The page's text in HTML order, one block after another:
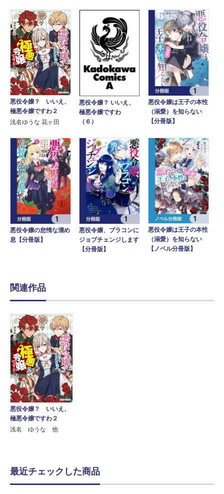
悪役令嬢？ いいえ、
極悪令嬢ですわ２
浅名ゆうな 花ヶ田
悪役令嬢？ いいえ、
極悪令嬢ですわ
（６）
悪役令嬢は王子の本性
（溺愛）を知らない
【分冊版】
悪役令嬢の怠惰な溜め
息【分冊版】
悪役令嬢、ブラコンに
ジョブチェンジします
【分冊版】
悪役令嬢は王子の本性
（溺愛）を知らない
【ノベル分冊版】
関連作品
悪役令嬢？ いいえ、
極悪令嬢ですわ２
浅名 ゆうな 他
最近チェックした商品